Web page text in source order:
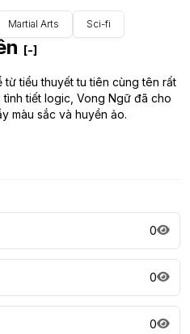
Martial Arts Sci-fi
[-]
tiểu thuyết tu tiên cùng tên rất
tiết logic, Vong Ngữ đã cho
màu sắc và huyền ảo.
0
0
0